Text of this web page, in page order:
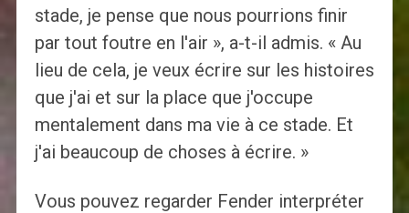
stade, je pense que nous pourrions finir
par tout foutre en l'air », a-t-il admis. « Au
lieu de cela, je veux écrire sur les histoires
que j'ai et sur la place que j'occupe
mentalement dans ma vie à ce stade. Et
j'ai beaucoup de choses à écrire. »
Vous pouvez regarder Fender interpréter